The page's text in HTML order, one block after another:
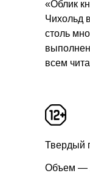
«Облик
Чихольд
столь
всем
Твердый
Объем —